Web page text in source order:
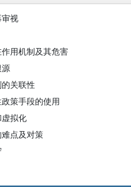
视
用机制及其危害
关联性
策手段的使用
拟化
点及对策